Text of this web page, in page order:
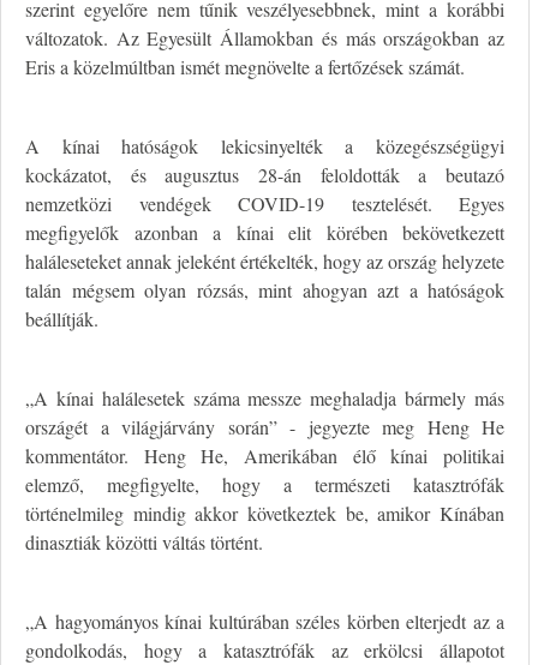
szerint egyelőre nem tűnik veszélyesebbnek, mint a korábbi
változatok. Az Egyesült Államokban és más országokban az
Eris a közelmúltban ismét megnövelte a fertőzések számát.
A kínai hatóságok lekicsinyelték a közegészségügyi
kockázatot, és augusztus 28-án feloldották a beutazó
nemzetközi vendégek COVID-19 tesztelését. Egyes
megfigyelők azonban a kínai elit körében bekövetkezett
haláleseteket annak jeleként értékelték, hogy az ország helyzete
talán mégsem olyan rózsás, mint ahogyan azt a hatóságok
beállítják.
„A kínai halálesetek száma messze meghaladja bármely más
országét a világjárvány során” - jegyezte meg Heng He
kommentátor. Heng He, Amerikában élő kínai politikai
elemző, megfigyelte, hogy a természeti katasztrófák
történelmileg mindig akkor következtek be, amikor Kínában
dinasztiák közötti váltás történt.
„A hagyományos kínai kultúrában széles körben elterjedt az a
gondolkodás, hogy a katasztrófák az erkölcsi állapotot